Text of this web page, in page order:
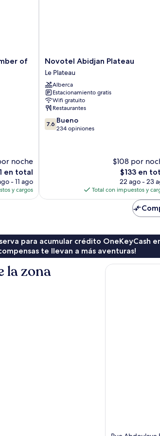
of
noche
en total
- 11 ago
y cargos
Novotel
Abidjan
Plateau
Le
Plateau
Novotel Abidjan Plateau
Le Plateau
Alberca
Estacionamiento gratis
Wifi gratuito
Restaurantes
7.6
de
7.6 Bueno
234 opiniones
$108 por
El
precio
actual
es
$133
$133 en
22 ago - 23
Total con impuestos y
para acumular crédito OneKeyCash
te llevan a más aventuras!
la zona